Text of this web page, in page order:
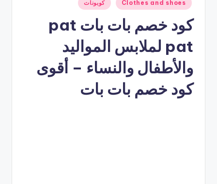
في
Clothes and shoes كوبونات
كود خصم بات بات pat
pat لملابس المواليد
والأطفال والنساء – أقوى
كود خصم بات بات